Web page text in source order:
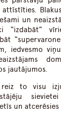
un
“izdabāt”
iedvesmo
jautājumos.
to visu
un